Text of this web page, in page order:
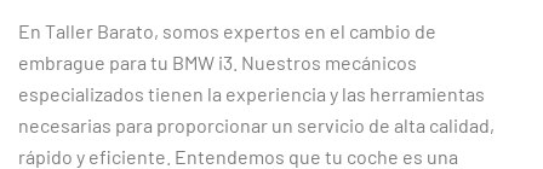
En Taller Barato, somos expertos en el cambio de
embrague para tu BMW i3. Nuestros mecánicos
especializados tienen la experiencia y las herramientas
necesarias para proporcionar un servicio de alta calidad,
rápido y eficiente. Entendemos que tu coche es una